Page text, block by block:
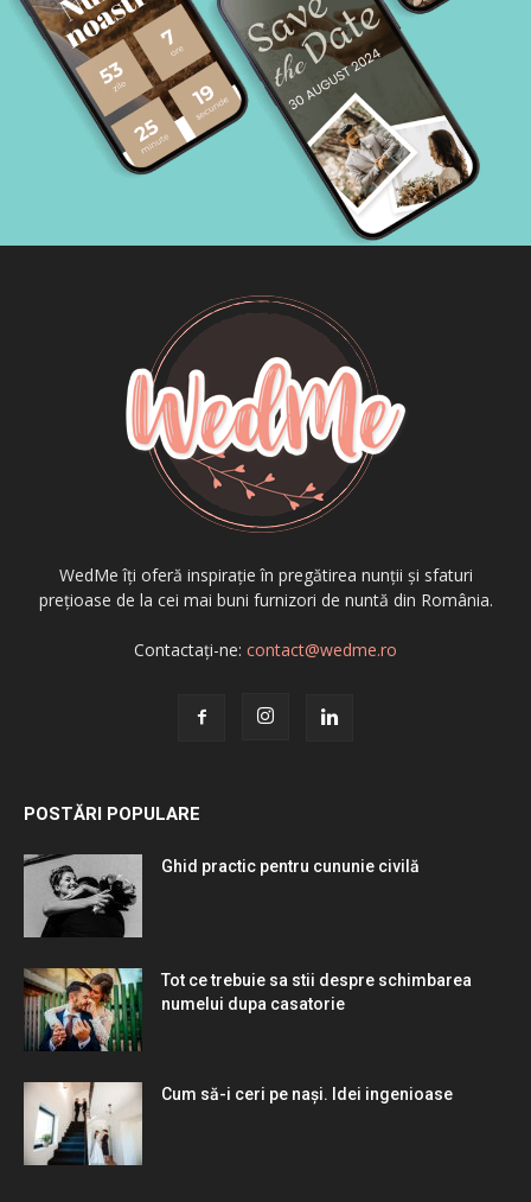
WedMe îți oferă inspirație în pregătirea nunții și sfaturi
prețioase de la cei mai buni furnizori de nuntă din România.
Contactați-ne: contact@wedme.ro
POSTĂRI POPULARE
Ghid practic pentru cununie civilă
Tot ce trebuie sa stii despre schimbarea
numelui dupa casatorie
Cum să-i ceri pe nași. Idei ingenioase